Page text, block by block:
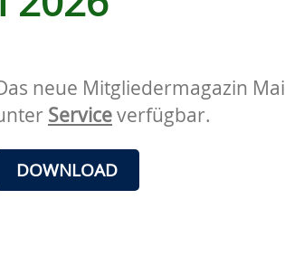
neue Mitgliedermagazin
Serviceverfügbar.
DOWNLOAD